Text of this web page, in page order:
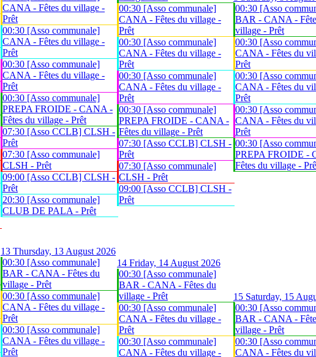
CANA - Fêtes du village -
Prêt
00:30 [Asso communale]
CANA - Fêtes du village -
Prêt
00:30 [Asso communale]
CANA - Fêtes du village -
Prêt
00:30 [Asso communale]
PREPA FROIDE - CANA -
Fêtes du village - Prêt
07:30 [Asso CCLB] CLSH -
Prêt
07:30 [Asso communale]
CLSH - Prêt
09:00 [Asso CCLB] CLSH -
Prêt
20:30 [Asso communale]
CLUB DE PALA - Prêt
00:30 [Asso communale]
CANA - Fêtes du village -
Prêt
00:30 [Asso communale]
CANA - Fêtes du village -
Prêt
00:30 [Asso communale]
CANA - Fêtes du village -
Prêt
00:30 [Asso communale]
PREPA FROIDE - CANA -
Fêtes du village - Prêt
07:30 [Asso CCLB] CLSH -
Prêt
07:30 [Asso communale]
CLSH - Prêt
09:00 [Asso CCLB] CLSH -
Prêt
00:30 [Asso
BAR - CANA -
village - Prêt
00:30 [Asso
CANA - Fêtes du
Prêt
00:30 [Asso
CANA - Fêtes du
Prêt
00:30 [Asso
CANA - Fêtes du
Prêt
00:30 [Asso
PREPA FROIDE -
Fêtes du village -
13 Thursday, 13 August 2026
00:30 [Asso communale]
BAR - CANA - Fêtes du
village - Prêt
00:30 [Asso communale]
CANA - Fêtes du village -
Prêt
00:30 [Asso communale]
CANA - Fêtes du village -
Prêt
14 Friday, 14 August 2026
00:30 [Asso communale]
BAR - CANA - Fêtes du
village - Prêt
00:30 [Asso communale]
CANA - Fêtes du village -
Prêt
00:30 [Asso communale]
CANA - Fêtes du village -
15 Saturday, 15
00:30 [Asso
BAR - CANA -
village - Prêt
00:30 [Asso
CANA - Fêtes du